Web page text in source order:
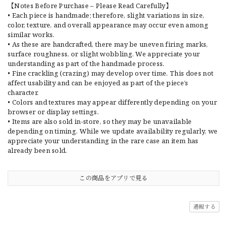
【Notes Before Purchase – Please Read Carefully】
• Each piece is handmade; therefore, slight variations in size,
color, texture, and overall appearance may occur even among
similar works.
• As these are handcrafted, there may be uneven firing marks,
surface roughness, or slight wobbling. We appreciate your
understanding as part of the handmade process.
• Fine crackling (crazing) may develop over time. This does not
affect usability and can be enjoyed as part of the piece’s
character.
• Colors and textures may appear differently depending on your
browser or display settings.
• Items are also sold in-store, so they may be unavailable
depending on timing. While we update availability regularly, we
appreciate your understanding in the rare case an item has
already been sold.
この商品をアプリで見る
通報する